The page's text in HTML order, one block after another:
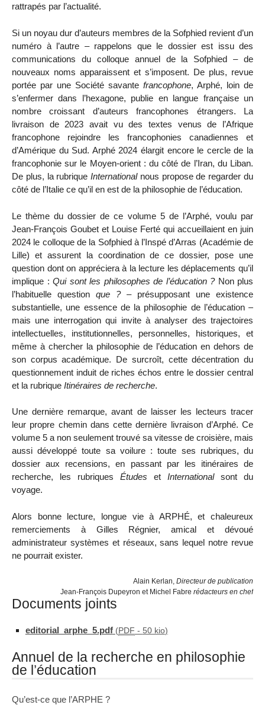
rattrapés par l’actualité.
Si un noyau dur d’auteurs membres de la Sofphied revient d’un
numéro à l’autre – rappelons que le dossier est issu des
communications du colloque annuel de la Sofphied – de
nouveaux noms apparaissent et s’imposent. De plus, revue
portée par une Société savante francophone, Arphé, loin de
s’enfermer dans l’hexagone, publie en langue française un
nombre croissant d’auteurs francophones étrangers. La
livraison de 2023 avait vu des textes venus de l’Afrique
francophone rejoindre les francophonies canadiennes et
d’Amérique du Sud. Arphé 2024 élargit encore le cercle de la
francophonie sur le Moyen-orient : du côté de l’Iran, du Liban.
De plus, la rubriqueInternationalnous propose de regarder du
côté de l’Italie ce qu’il en est de la philosophie de l’éducation.
Le thème du dossier de ce volume 5 de l’Arphé, voulu par
Jean-François Goubet et Louise Ferté qui accueillaient en juin
2024 le colloque de la Sofphied à l’Inspé d’Arras (Académie de
Lille) et assurent la coordination de ce dossier, pose une
question dont on appréciera à la lecture les déplacements qu’il
implique : Qui sont les philosophes de l’éducation ?Non plus
l’habituelle question que ?– présupposant une existence
substantielle, une essence de la philosophie de l’éducation –
mais une interrogation qui invite à analyser des trajectoires
intellectuelles, institutionnelles, personnelles, historiques, et
même à chercher la philosophie de l’éducation en dehors de
son corpus académique. De surcroît, cette décentration du
questionnement induit de riches échos entre le dossier central
et la rubrique Itinéraires de recherche.
Une dernière remarque, avant de laisser les lecteurs tracer
leur propre chemin dans cette dernière livraison d’Arphé. Ce
volume 5 a non seulement trouvé sa vitesse de croisière, mais
aussi développé toute sa voilure : toute ses rubriques, du
dossier aux recensions, en passant par les itinéraires de
recherche, les rubriques Études et Internationalsont du
voyage.
Alors bonne lecture, longue vie à ARPHÉ, et chaleureux
remerciements à Gilles Régnier, amical et dévoué
administrateur systèmes et réseaux, sans lequel notre revue
ne pourrait exister.
Alain Kerlan, Directeur de publication
Jean-François Dupeyron et Michel Fabre rédacteurs en chef
Documents joints
editorial_arphe_5.pdf (PDF - 50 kio)
Annuel de la recherche en philosophie
de l’éducation
Qu’est-ce que l’ARPHE ?